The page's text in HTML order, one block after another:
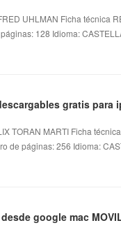
UHLMAN Ficha técnica
128 Idioma:
gratis para
TORAN MARTI Ficha
de páginas: 256 Idioma: